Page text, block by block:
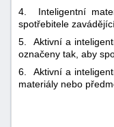
4. Inteligentní
spotřebitele
5. Aktivní a
označeny tak, aby
6. Aktivní a
materiály nebo